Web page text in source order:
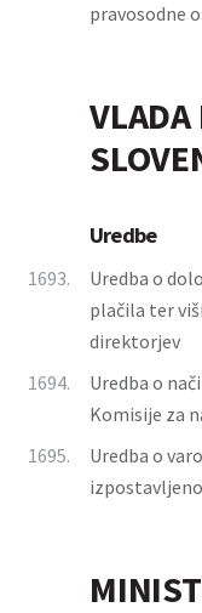
pravosodne
VLADA
Uredbe
1693.
Uredba o
plačila ter
direktorjev
1694.
Uredba o
Komisije za
1695.
Uredba o